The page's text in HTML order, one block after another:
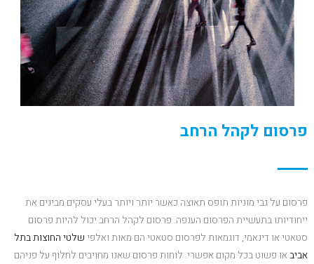
פרסום לקהל הרחב
פרסום על גבי מוניות תופס תאוצה כאשר יותר ויותר בעלי עסקים מבינים את
ייחודיותו בתעשיית הפרסום הענפה. פרסום לקהל הרחב יכול להיות פרסום
סטאטי או דינאמי, דוגמאות לפרסום סטאטי הם מאות ואלפי שלטי החוצות בתל
אביבאו פשוט בכל מקום אפשרי. לוחות פרסום שאנו מחויבים לחלוף על פניהם